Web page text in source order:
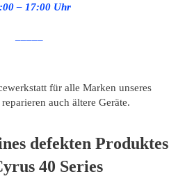
– 17:00 Uhr
für alle Marken unseres
auch ältere Geräte.
defekten Produktes
40 Series